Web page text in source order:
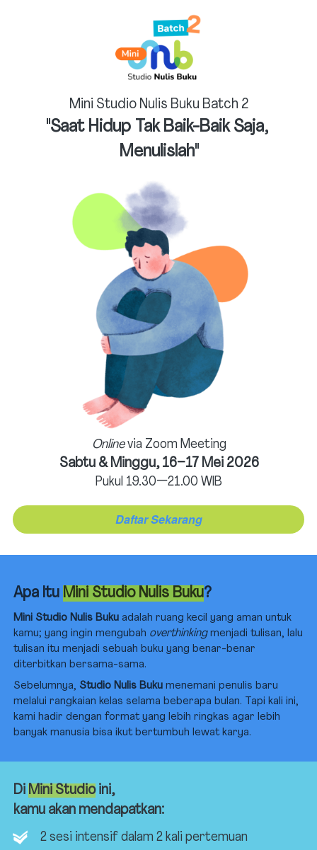
Mini Studio Nulis Buku Batch 2
"Saat Hidup Tak Baik-Baik Saja,
Menulislah"
Online via Zoom Meeting
Sabtu & Minggu, 16–17 Mei 2026
Pukul 19.30—21.00 WIB
`
Daftar Sekarang
Apa Itu Mini Studio Nulis Buku?
Mini Studio Nulis Buku adalah ruang kecil yang aman untuk
kamu; yang ingin mengubah overthinking menjadi tulisan, lalu
tulisan itu menjadi sebuah buku yang benar-benar
diterbitkan bersama-sama.
Sebelumnya, Studio Nulis Buku menemani penulis baru
melalui rangkaian kelas selama beberapa bulan. Tapi kali ini,
kami hadir dengan format yang lebih ringkas agar lebih
banyak manusia bisa ikut bertumbuh lewat karya.
Di Mini Studio ini,
kamu akan mendapatkan:
2 sesi intensif dalam 2 kali pertemuan